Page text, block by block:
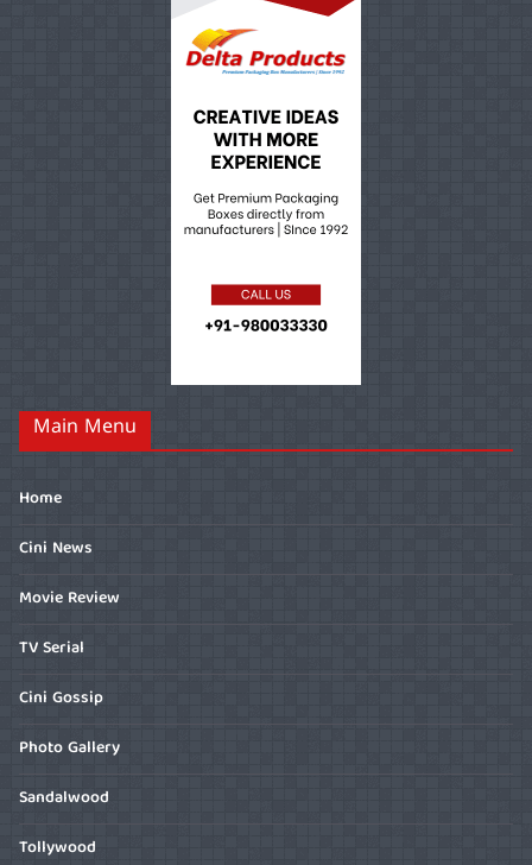
Main Menu
Home
Cini News
Movie Review
TV Serial
Cini Gossip
Photo Gallery
Sandalwood
Tollywood